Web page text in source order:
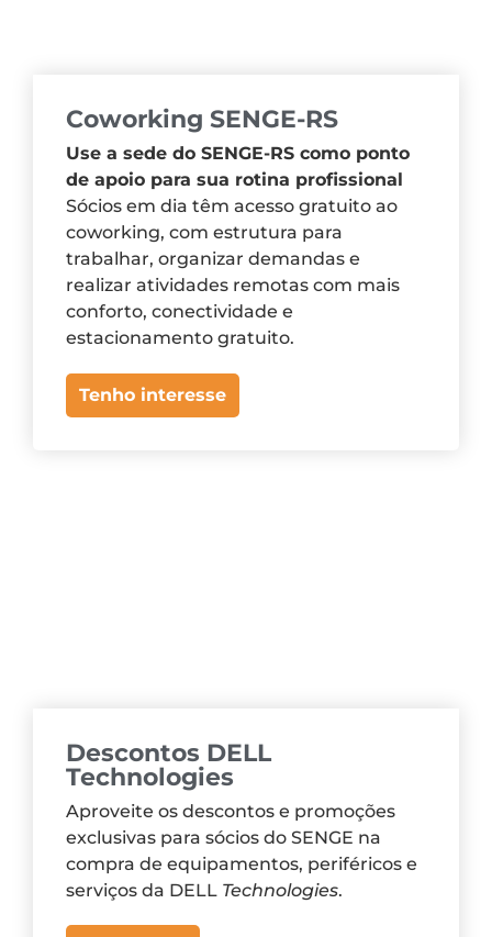
Coworking SENGE-RS
Use a sede do SENGE-RS como ponto
de apoio para sua rotina profissional
Sócios em dia têm acesso gratuito ao
coworking, com estrutura para
trabalhar, organizar demandas e
realizar atividades remotas com mais
conforto, conectividade e
estacionamento gratuito.
Tenho interesse
Descontos DELL
Technologies
Aproveite os descontos e promoções
exclusivas para sócios do SENGE na
compra de equipamentos, periféricos e
serviços da DELL Technologies.